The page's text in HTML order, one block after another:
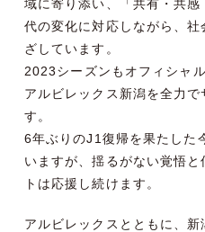
域に寄り添い、「共有・共
代の変化に対応しながら、
ざしています。
2023シーズンもオフィシャ
アルビレックス新潟を全力
す。
6年ぶりのJ1復帰を果たした
いますが、揺るがない覚悟
トは応援し続けます。
アルビレックスとともに、新